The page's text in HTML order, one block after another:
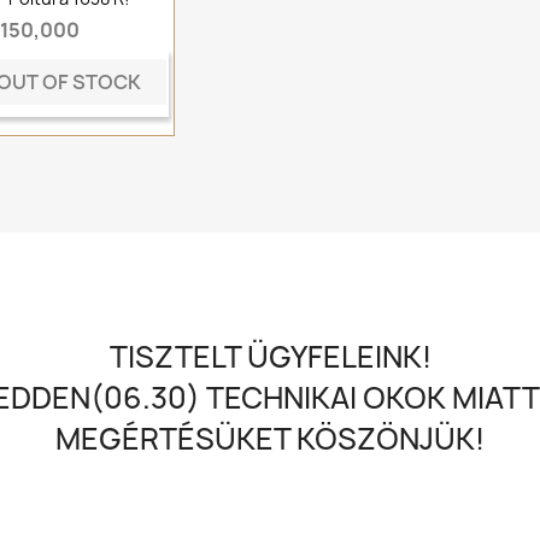
OF STOCK
TISZTELT ÜGYFELEINK!
TECHNIKAI OKOK
MEGÉRTÉSÜKET KÖSZÖNJÜK!